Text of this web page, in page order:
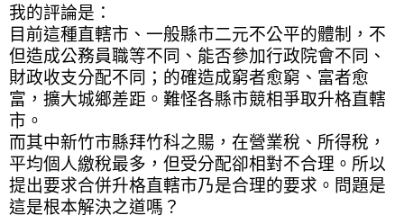
我的評論是：
目前這種直轄市、一般縣市二元不公平的體制，不
但造成公務員職等不同、能否參加行政院會不同、
財政收支分配不同；的確造成窮者愈窮、富者愈
富，擴大城鄉差距。難怪各縣市競相爭取升格直轄
市。
而其中新竹市縣拜竹科之𧶽，在營業稅、所得稅，
平均個人繳稅最多，但受分配卻相對不合理。所以
提出要求合併升格直轄市乃是合理的要求。問題是
這是根本解決之道嗎？